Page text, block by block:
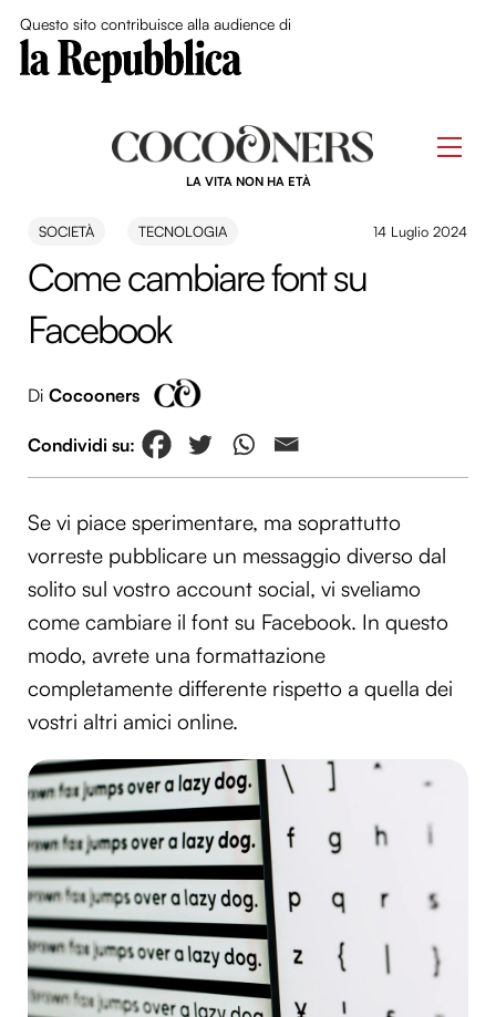
Questo sito contribuisce alla audience di
LA VITA NON HA ETÀ
SOCIETÀ TECNOLOGIA 14 Luglio 2024
Come cambiare font su
Facebook
Di Cocooners
Se vi piace sperimentare, ma soprattutto
vorreste pubblicare un messaggio diverso dal
solito sul vostro account social, vi sveliamo
come cambiare il font su Facebook. In questo
modo, avrete una formattazione
completamente differente rispetto a quella dei
vostri altri amici online.